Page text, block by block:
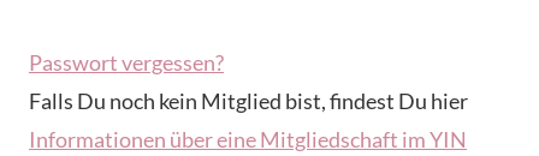
Passwort vergessen?
Falls Du noch kein Mitglied bist, findest Du hier
Informationen über eine Mitgliedschaft im YIN